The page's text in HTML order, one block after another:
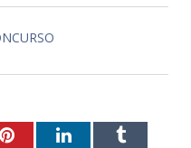
PinterestLinkedInTumblr